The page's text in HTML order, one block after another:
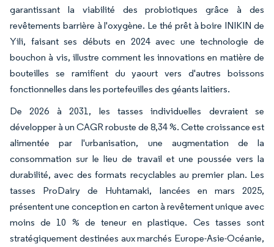
garantissant la viabilité des probiotiques grâce à des
revêtements barrière à l'oxygène. Le thé prêt à boire INIKIN de
Yili, faisant ses débuts en 2024 avec une technologie de
bouchon à vis, illustre comment les innovations en matière de
bouteilles se ramifient du yaourt vers d'autres boissons
fonctionnelles dans les portefeuilles des géants laitiers.
De 2026 à 2031, les tasses individuelles devraient se
développer à un CAGR robuste de 8,34 %. Cette croissance est
alimentée par l'urbanisation, une augmentation de la
consommation sur le lieu de travail et une poussée vers la
durabilité, avec des formats recyclables au premier plan. Les
tasses ProDairy de Huhtamaki, lancées en mars 2025,
présentent une conception en carton à revêtement unique avec
moins de 10 % de teneur en plastique. Ces tasses sont
stratégiquement destinées aux marchés Europe-Asie-Océanie,